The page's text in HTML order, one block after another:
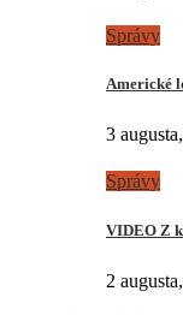
Správy
Americké
3
Správy
VIDEO Z
2